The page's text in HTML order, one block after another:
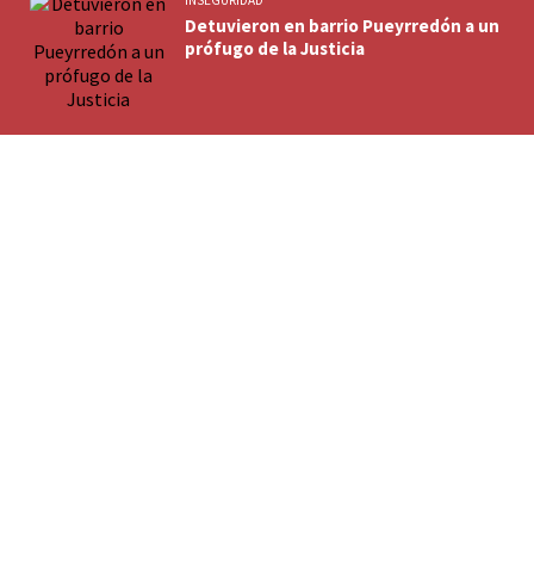
Detuvieron en barrio Pueyrredón a un
prófugo de la Justicia